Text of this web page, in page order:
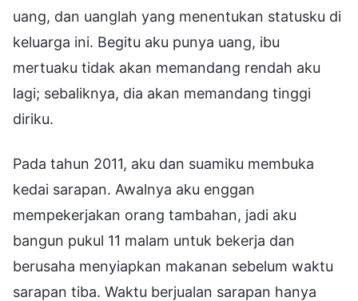
uang, dan uanglah yang menentukan statusku di
keluarga ini. Begitu aku punya uang, ibu
mertuaku tidak akan memandang rendah aku
lagi; sebaliknya, dia akan memandang tinggi
diriku.
Pada tahun 2011, aku dan suamiku membuka
kedai sarapan. Awalnya aku enggan
mempekerjakan orang tambahan, jadi aku
bangun pukul 11 malam untuk bekerja dan
berusaha menyiapkan makanan sebelum waktu
sarapan tiba. Waktu berjualan sarapan hanya